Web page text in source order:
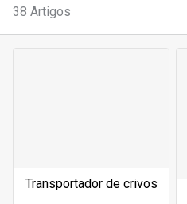
38 Artigos
Transportador de crivos